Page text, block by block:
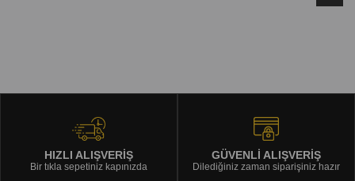
HIZLI ALIŞVERİŞ
Bir tıkla sepetiniz kapınızda
GÜVENLİ ALIŞVERİŞ
Dilediğiniz zaman siparişiniz hazır